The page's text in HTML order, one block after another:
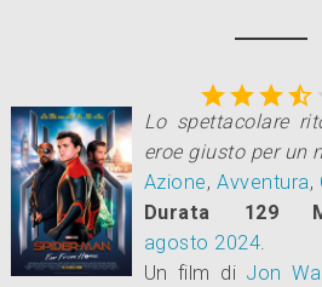

Lo spettacolare
eroe giusto per un
Azione,Avventura,
Durata 129
agosto 2024.
Un film di Jon